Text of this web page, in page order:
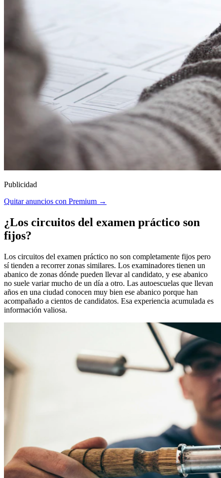
Publicidad
Quitar anuncios con Premium →
¿Los circuitos del examen práctico son
fijos?
Los circuitos del examen práctico no son completamente fijos pero
sí tienden a recorrer zonas similares. Los examinadores tienen un
abanico de zonas dónde pueden llevar al candidato, y ese abanico
no suele variar mucho de un día a otro. Las autoescuelas que llevan
años en una ciudad conocen muy bien ese abanico porque han
acompañado a cientos de candidatos. Esa experiencia acumulada es
información valiosa.